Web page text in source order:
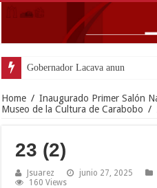
Gobernador Lacava anunció
Home / Inaugurado Primer Salón
Museo de la Cultura de Carabobo /
23 (2)
Jsuarez junio 27, 2025
160 Views